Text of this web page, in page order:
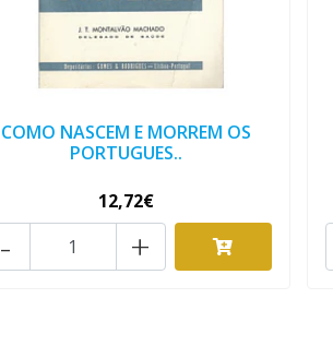
COMO NASCEM E MORREM OS
PORTUGUES..
12,72€
+
-